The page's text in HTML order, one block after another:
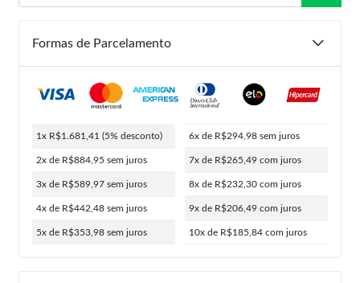
Formas de Parcelamento
1x R$1.681,41 (5% desconto)
2x de R$884,95 sem juros
3x de R$589,97 sem juros
4x de R$442,48 sem juros
5x de R$353,98 sem juros
6x de R$294,98 sem juros
7x de R$265,49 com juros
8x de R$232,30 com juros
9x de R$206,49 com juros
10x de R$185,84 com juros